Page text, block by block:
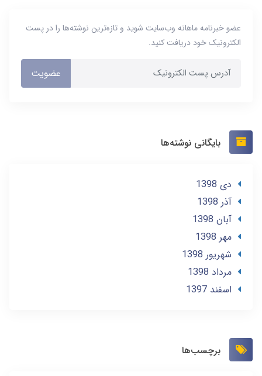
عضو خبرنامه ماهانه وب‌سایت شوید و تازه‌ترین نوشته‌ها را در پست
الکترونیک خود دریافت کنید.
عضویت
بایگانی نوشته‌ها
دی 1398
آذر 1398
آبان 1398
مهر 1398
شهریور 1398
مرداد 1398
اسفند 1397
برچسب‌ها